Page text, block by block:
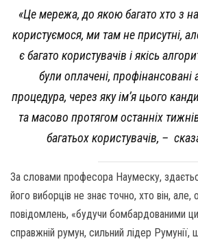
«Це мережа, до якою багато хто з
користуємося, ми там не присутні,
є багато користувачів і якісь
були оплачені, профінансовані
процедура, через яку ім’я цього
та масово протягом останніх
багатьох користувачів, –
За словами професора Наумеску,
його виборців не знає точно, хто він,
повідомлень, «будучи бомбардованими
справжній румун, сильний лідер